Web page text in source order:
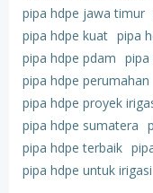
pipa hdpe jawa timur
pipa hdpe kuat pipa
pipa hdpe pdam pipa
pipa hdpe perumahan
pipa hdpe proyek
pipa hdpe sumatera
pipa hdpe terbaik
pipa hdpe untuk irigasi